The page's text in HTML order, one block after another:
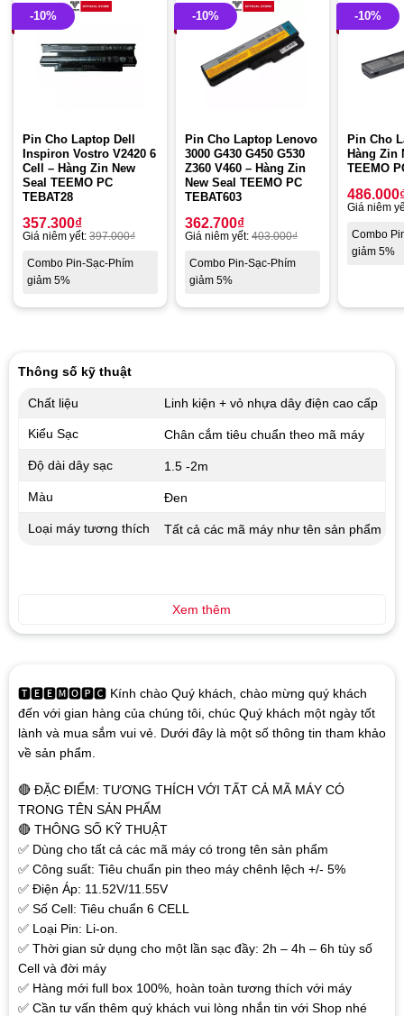
-10%
Pin Cho Laptop Dell
Inspiron Vostro V2420 6
Cell – Hàng Zin New
Seal TEEMO PC
TEBAT28
357.300₫
Giá niêm yết: 397.000₫
Combo Pin-Sạc-Phím
giảm 5%
-10%
Pin Cho Laptop Lenovo
3000 G430 G450 G530
Z360 V460 – Hàng Zin
New Seal TEEMO PC
TEBAT603
362.700₫
Giá niêm yết: 403.000₫
Combo Pin-Sạc-Phím
giảm 5%
-10%
Pin Cho
Hàng Zin
TEEMO
486.000
Giá niêm
Combo
giảm 5%
🆃🅴🅴🅼🅾🅿🅲 Kính chào Quý khách, chào mừng quý khách
đến với gian hàng của chúng tôi, chúc Quý khách một ngày tốt
lành và mua sắm vui vẻ. Dưới đây là một số thông tin tham khảo
về sản phẩm.
🔴 ĐẶC ĐIỂM: TƯƠNG THÍCH VỚI TẤT CẢ MÃ MÁY CÓ
TRONG TÊN SẢN PHẨM
🔴 THÔNG SỐ KỸ THUẬT
✅ Dùng cho tất cả các mã máy có trong tên sản phẩm
✅ Công suất: Tiêu chuẩn pin theo máy chênh lệch +/- 5%
✅ Điện Áp: 11.52V/11.55V
✅ Số Cell: Tiêu chuẩn 6 CELL
✅ Loại Pin: Li-on.
✅ Thời gian sử dụng cho một lần sạc đầy: 2h – 4h – 6h tùy số
Cell và đời máy
✅ Hàng mới full box 100%, hoàn toàn tương thích với máy
✅ Cần tư vấn thêm quý khách vui lòng nhắn tin với Shop nhé
Thông số kỹ thuật
Chất liệu Linh kiện + vỏ nhựa dây điện cao cấp
Kiểu Sạc Chân cắm tiêu chuẩn theo mã máy
Độ dài dây sạc 1.5 -2m
Màu Đen
Loại máy tương thích Tất cả các mã máy như tên sản phẩm
Xem thêm